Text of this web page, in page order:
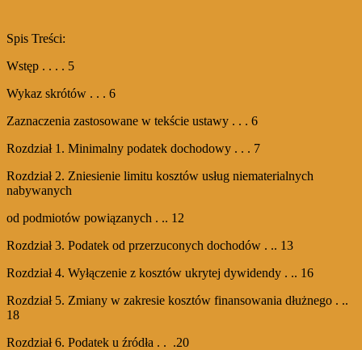
Spis Treści:
Wstęp . . . . 5
Wykaz skrótów . . . 6
Zaznaczenia zastosowane w tekście ustawy . . . 6
Rozdział 1. Minimalny podatek dochodowy . . . 7
Rozdział 2. Zniesienie limitu kosztów usług niematerialnych
nabywanych
od podmiotów powiązanych . .. 12
Rozdział 3. Podatek od przerzuconych dochodów . .. 13
Rozdział 4. Wyłączenie z kosztów ukrytej dywidendy . .. 16
Rozdział 5. Zmiany w zakresie kosztów finansowania dłużnego . ..
18
Rozdział 6. Podatek u źródła . . .20